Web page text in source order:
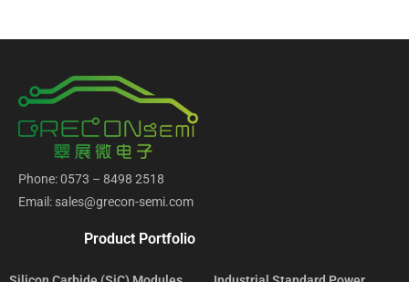
Phone: 0573 – 8498 2518
Email: sales@grecon-semi.com
Product Portfolio